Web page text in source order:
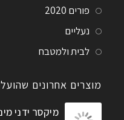
פורים 2020
נעליים
לבית ולמטבח
מוצרים אחרונים
מיקסר ידני